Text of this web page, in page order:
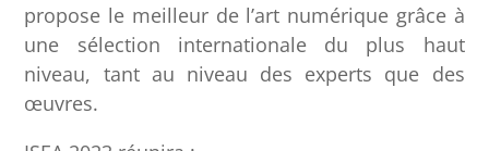
propose le meilleur de l’art numérique grâce à
une sélection internationale du plus haut
niveau, tant au niveau des experts que des
œuvres.